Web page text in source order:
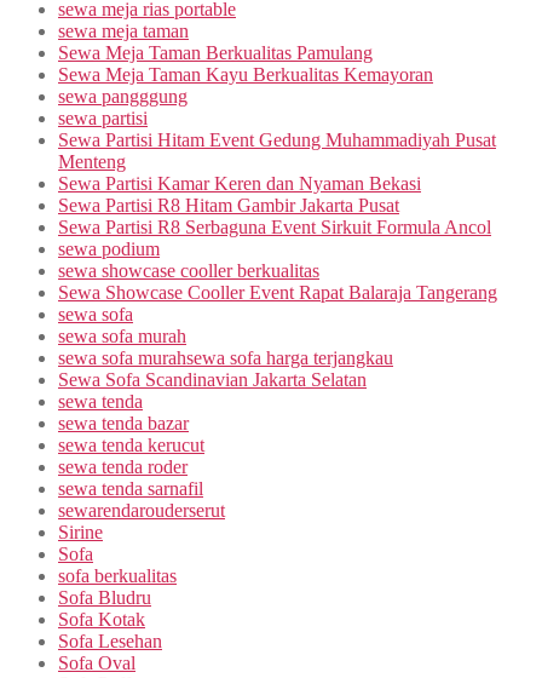
sewa meja rias portable
sewa meja taman
Sewa Meja Taman Berkualitas Pamulang
Sewa Meja Taman Kayu Berkualitas Kemayoran
sewa pangggung
sewa partisi
Sewa Partisi Hitam Event Gedung Muhammadiyah Pusat
Menteng
Sewa Partisi Kamar Keren dan Nyaman Bekasi
Sewa Partisi R8 Hitam Gambir Jakarta Pusat
Sewa Partisi R8 Serbaguna Event Sirkuit Formula Ancol
sewa podium
sewa showcase cooller berkualitas
Sewa Showcase Cooller Event Rapat Balaraja Tangerang
sewa sofa
sewa sofa murah
sewa sofa murahsewa sofa harga terjangkau
Sewa Sofa Scandinavian Jakarta Selatan
sewa tenda
sewa tenda bazar
sewa tenda kerucut
sewa tenda roder
sewa tenda sarnafil
sewarendarouderserut
Sirine
Sofa
sofa berkualitas
Sofa Bludru
Sofa Kotak
Sofa Lesehan
Sofa Oval